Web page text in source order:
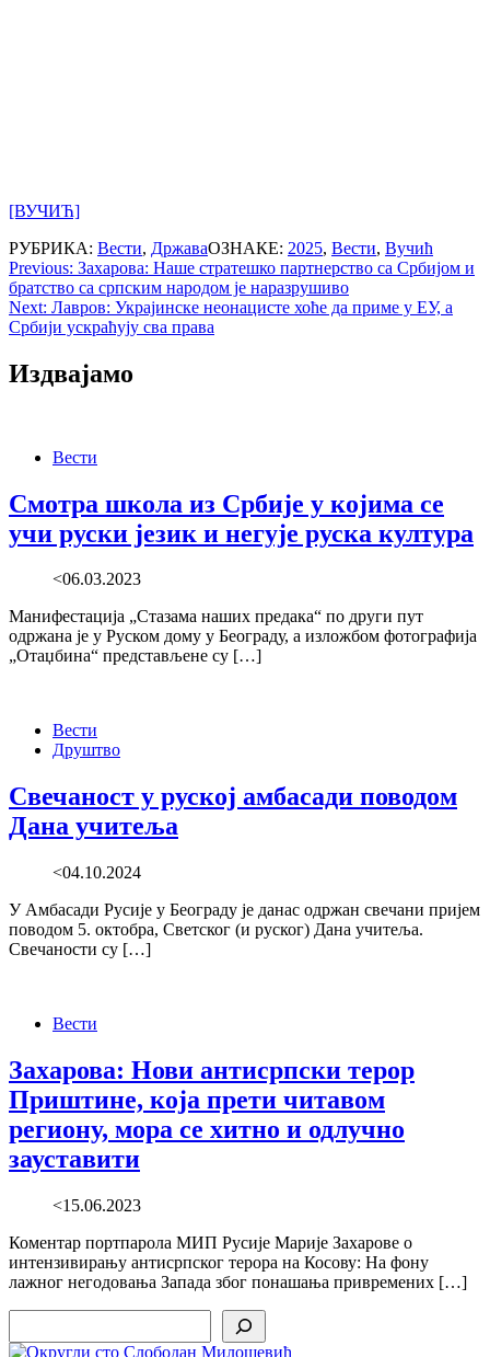
[ВУЧИЋ]
РУБРИКА: Вести, ДржаваОЗНАКЕ: 2025, Вести, Вучић
Post
navigation
Previous: Захарова: Наше стратешко партнерство са Србијом и
братство са српским народом је наразрушиво
Next: Лавров: Украјинске неонацисте хоће да приме у ЕУ, а
Србији ускраћују сва права
Издвајамо
Вести
Смотра школа из Србије у којима се
учи руски језик и негује руска култура
<06.03.2023
Манифестација „Стазама наших предака“ по други пут
одржана је у Руском дому у Београду, а изложбом фотографија
„Отаџбина“ представљене су […]
Вести
Друштво
Свечаност у руској амбасади поводом
Дана учитеља
<04.10.2024
У Амбасади Русије у Београду је данас одржан свечани пријем
поводом 5. октобра, Светског (и руског) Дана учитеља.
Свечаности су […]
Вести
Захарова: Нови антисрпски терор
Приштине, која прети читавом
региону, мора се хитно и одлучно
зауставити
<15.06.2023
Коментар портпарола МИП Русије Марије Захарове о
интензивирању антисрпског терора на Косову: На фону
лажног негодовања Запада због понашања привремених […]